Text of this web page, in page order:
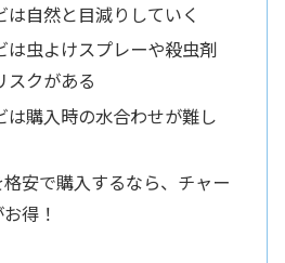
は自然と目減りしていく
は虫よけスプレーや殺虫剤
スクがある
は購入時の水合わせが難し
安で購入するなら、チャー
得！